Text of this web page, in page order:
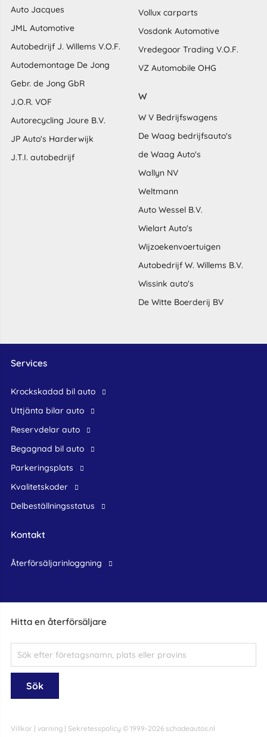
Auto Jacques
JML Automotive
Autobedrijf J. Willems V.O.F.
Autodemontage De Jong
Gebr. de Jong GbR
J.O.R. VOF
Autorecycling Joure B.V.
JP Auto's Harderwijk
J.T.I. autobedrijf
Vollux carparts
Vosdonk Automotive
Vredegoor Trading V.O.F.
VZ Automobile OHG
W
W V Bedrijfswagens
De Waag bedrijfsauto's
de Waag Auto's
Wallyn NV
Weltmann
Auto Wessel B.V.
Wielart Auto's
Wijzoekenvoertuigen
Autobedrijf W. Willems B.V.
Wissink auto's
De Witte Boerderij BV
Hitta en återförsäljare
Villkor | varning| Sekretesspolicy © 1999-2026 schadeautos.nl
Services
krockskadad bil auto
Uttjänta bilar auto
reservdelar auto
begagnad bil auto
Parkeringsplats
Kvalitetskoder
Delbeställningsstatus
Kontakt
återförsäljarinloggning